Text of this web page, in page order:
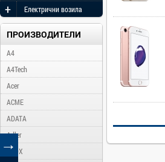
Електрични возила
+
ПРОИЗВОДИТЕЛИ
A4
A4Tech
Acer
ACME
ADATA
Adler
AFOX
→